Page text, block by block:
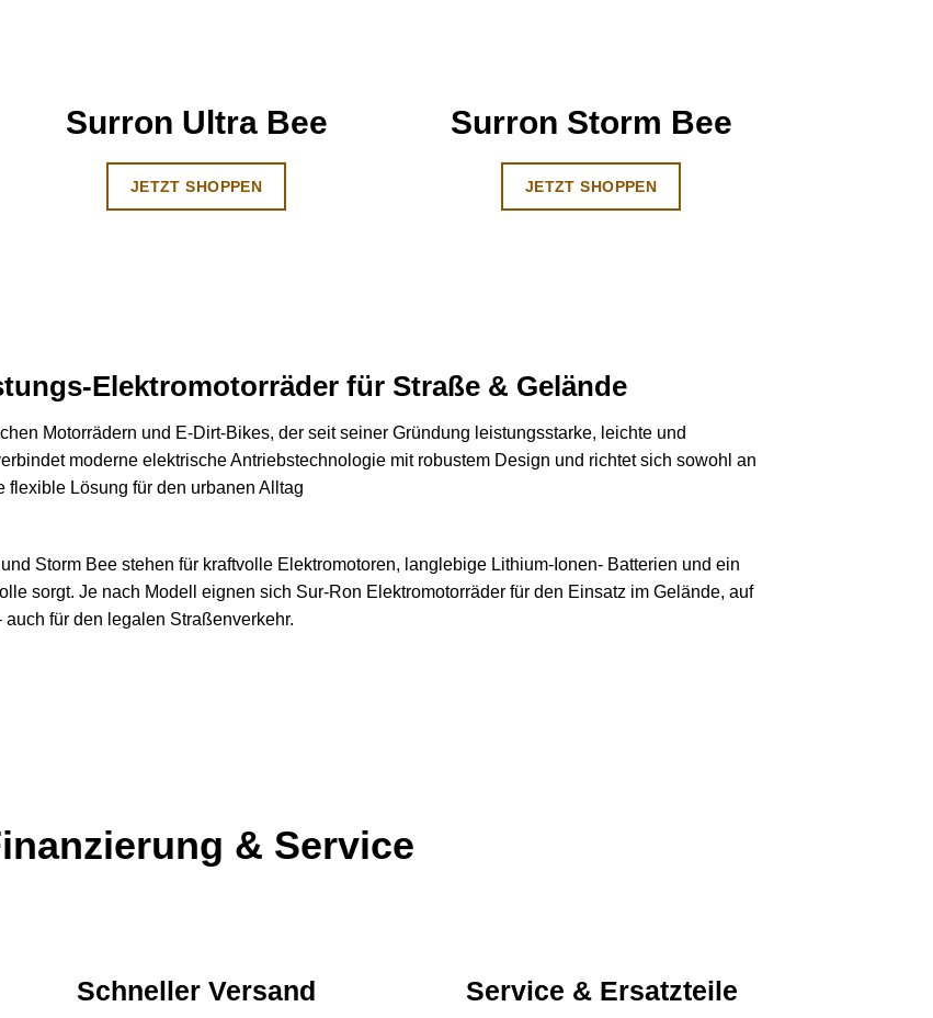
Surron Ultra Bee
JETZT SHOPPEN
Surron Storm Bee
JETZT SHOPPEN
Elektromotorräder für Straße & Gelände
Motorrädern und E-Dirt-Bikes, der seit seiner Gründung leistungsstarke, leichte und
moderne elektrische Antriebstechnologie mit robustem Design und richtet sich sowohl an
flexible Lösung für den urbanen Alltag
Storm Bee stehen für kraftvolle Elektromotoren, langlebige Lithium-Ionen- Batterien und ein
sorgt. Je nach Modell eignen sich Sur-Ron Elektromotorräder für den Einsatz im Gelände, auf
für den legalen Straßenverkehr.
& Service
Schneller Versand Service & Ersatzteile